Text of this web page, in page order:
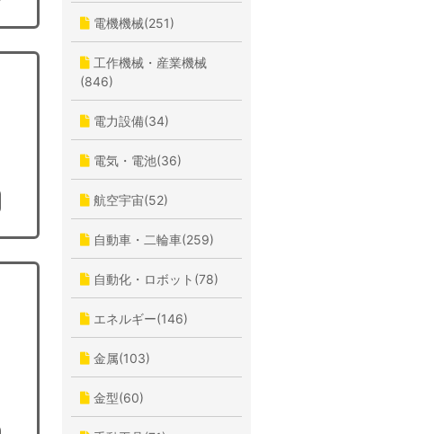
電機機械(251)
工作機械・産業機械
(846)
電力設備(34)
電気・電池(36)
航空宇宙(52)
自動車・二輪車(259)
自動化・ロボット(78)
エネルギー(146)
金属(103)
金型(60)